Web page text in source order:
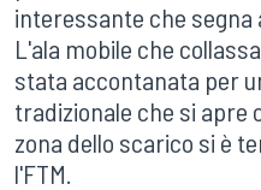
interessante che segna
L'ala mobile che
stata accontanata per
tradizionale che si apre
zona dello scarico si è
l'FTM.